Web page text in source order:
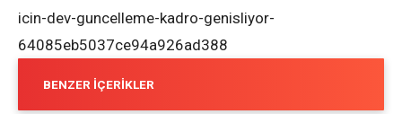
icin-dev-guncelleme-kadro-genisliyor-
64085eb5037ce94a926ad388
BENZER İÇERIKLER